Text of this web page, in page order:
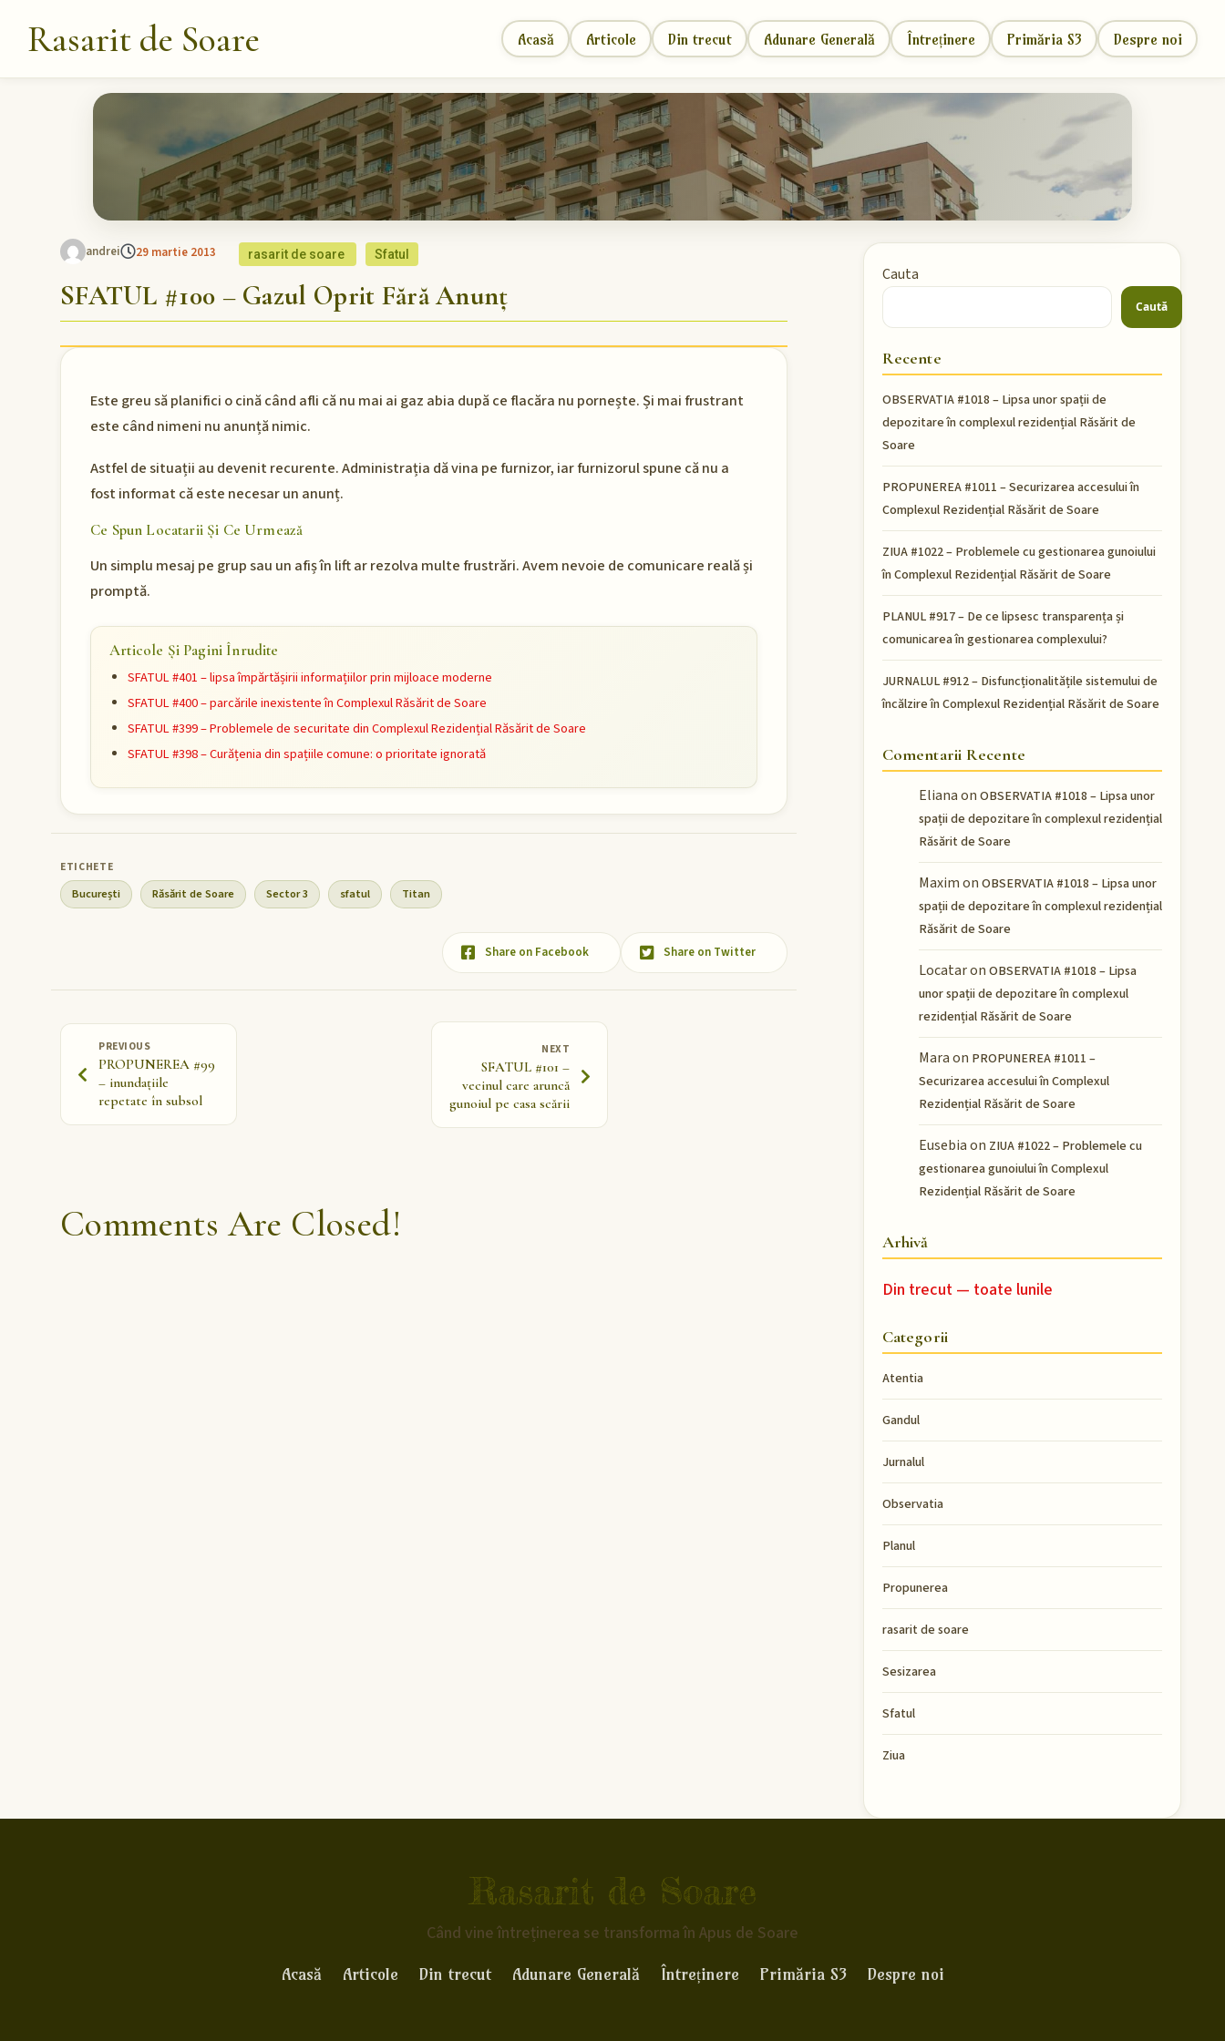
Rasarit de Soare Acasă Articole Din trecut Adunare Generală Întreținere Primăria S3 Despre noi
andrei 29 martie 2013 rasarit de soare Sfatul
SFATUL #100 – Gazul Oprit Fără Anunț
Este greu să planifici o cină când afli că nu mai ai gaz abia după ce flacăra nu pornește. Și mai frustrant
este când nimeni nu anunță nimic.
Astfel de situații au devenit recurente. Administrația dă vina pe furnizor, iar furnizorul spune că nu a
fost informat că este necesar un anunț.
Ce Spun Locatarii Și Ce Urmează
Un simplu mesaj pe grup sau un afiș în lift ar rezolva multe frustrări. Avem nevoie de comunicare reală și
promptă.
Articole Și Pagini Înrudite
SFATUL #401 – lipsa împărtășirii informațiilor prin mijloace moderne
SFATUL #400 – parcările inexistente în Complexul Răsărit de Soare
SFATUL #399 – Problemele de securitate din Complexul Rezidențial Răsărit de Soare
SFATUL #398 – Curățenia din spațiile comune: o prioritate ignorată
București Răsărit de Soare Sector 3 sfatul Titan
Share on Facebook Share on Twitter
PREVIOUS
PROPUNEREA #99
– inundațiile
repetate în subsol
NEXT
SFATUL #101 –
vecinul care aruncă
gunoiul pe casa scării
Comments Are Closed!
Cauta
Caută
Recente
OBSERVATIA #1018 – Lipsa unor spații de
depozitare în complexul rezidențial Răsărit de
Soare
PROPUNEREA #1011 – Securizarea accesului în
Complexul Rezidențial Răsărit de Soare
ZIUA #1022 – Problemele cu gestionarea gunoiului
în Complexul Rezidențial Răsărit de Soare
PLANUL #917 – De ce lipsesc transparența și
comunicarea în gestionarea complexului?
JURNALUL #912 – Disfuncționalitățile sistemului de
încălzire în Complexul Rezidențial Răsărit de Soare
Comentarii Recente
Elianaon OBSERVATIA #1018 – Lipsa unor
spații de depozitare în complexul rezidențial
Răsărit de Soare
Maximon OBSERVATIA #1018 – Lipsa unor
spații de depozitare în complexul rezidențial
Răsărit de Soare
Locataron OBSERVATIA #1018 – Lipsa
unor spații de depozitare în complexul
rezidențial Răsărit de Soare
Maraon PROPUNEREA #1011 –
Securizarea accesului în Complexul
Rezidențial Răsărit de Soare
Eusebiaon ZIUA #1022 – Problemele cu
gestionarea gunoiului în Complexul
Rezidențial Răsărit de Soare
Arhivă
Din trecut — toate lunile
Categorii
Atentia
Gandul
Jurnalul
Observatia
Planul
Propunerea
rasarit de soare
Sesizarea
Sfatul
Ziua
Rasarit de Soare
Când vine întreținerea se transforma în Apus de Soare
Acasă Articole Din trecut Adunare Generală Întreținere Primăria S3 Despre noi